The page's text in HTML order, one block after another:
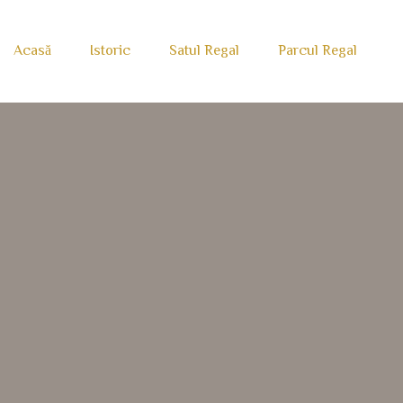
Acasă Istoric Satul Regal Parcul Regal